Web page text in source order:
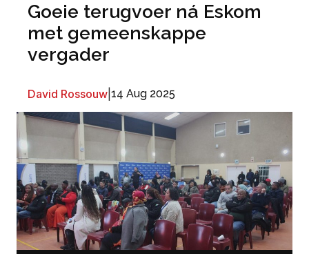
Goeie terugvoer ná Eskom
met gemeenskappe
vergader
David Rossouw 14 Aug 2025